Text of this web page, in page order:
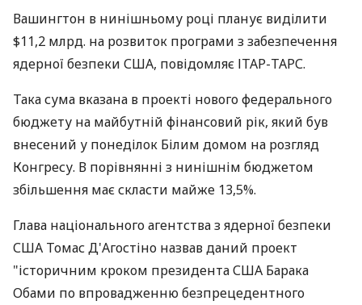
Вашингтон в нинішньому році планує виділити
$11,2 млрд. на розвиток програми з забезпечення
ядерної безпеки США, повідомляє ІТАР-ТАРС.
Така сума вказана в проекті нового федерального
бюджету на майбутній фінансовий рік, який був
внесений у понеділок Білим домом на розгляд
Конгресу. В порівнянні з нинішнім бюджетом
збільшення має скласти майже 13,5%.
Глава національного агентства з ядерної безпеки
США Томас Д'Агостіно назвав даний проект
"історичним кроком президента США Барака
Обами по впровадженню безпрецедентного